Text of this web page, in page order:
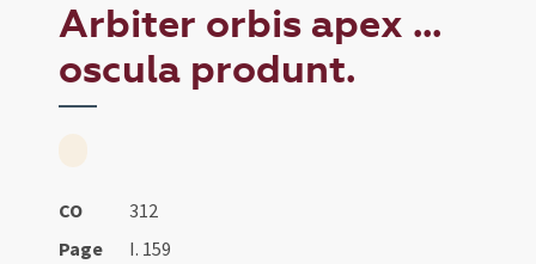
Arbiter orbis apex ...
oscula produnt.
CO
312
Page
I. 159